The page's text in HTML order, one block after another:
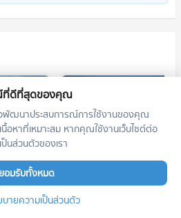
Chateau In Town Kaset Campus
ชาโตว์ อินทาวน์ เกษตร แคมปัส
จตุจักร กรุงเทพมหานคร
เช่า
ณ์ที่ดีที่สุดของคุณ
พัฒนาประสบการณ์การใช้งานของคุณ
นื้อหาที่เหมาะสม หากคุณใช้งานเว็บไซต์ต่อ
นส่วนตัวของเรา
อมรับทั้งหมด
บายความเป็นส่วนตัว